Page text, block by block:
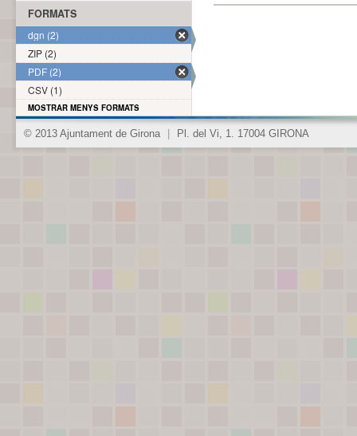
FORMATS
dgn (2)
ZIP (2)
PDF (2)
CSV (1)
MOSTRAR MENYS FORMATS
© 2013 Ajuntament de Girona Pl. del Vi, 1. 17004 GIRONA